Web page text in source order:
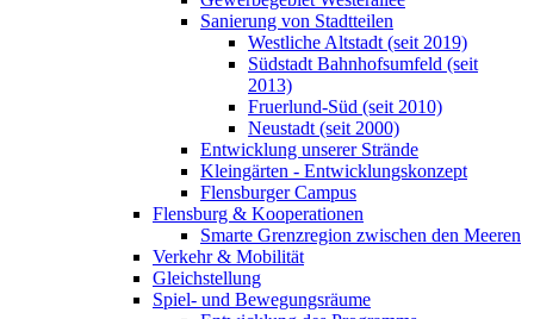
Sanierung von Stadtteilen
Westliche Altstadt (seit 2019)
Südstadt Bahnhofsumfeld (seit
2013)
Fruerlund-Süd (seit 2010)
Neustadt (seit 2000)
Entwicklung unserer Strände
Kleingärten - Entwicklungskonzept
Flensburger Campus
Flensburg & Kooperationen
Smarte Grenzregion zwischen den Meeren
Verkehr & Mobilität
Gleichstellung
Spiel- und Bewegungsräume